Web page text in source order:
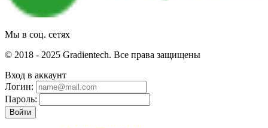
Мы в соц. сетях
© 2018 - 2025 Gradientech. Все права защищены
Вход в аккаунт
Логин:
Пароль:
Войти